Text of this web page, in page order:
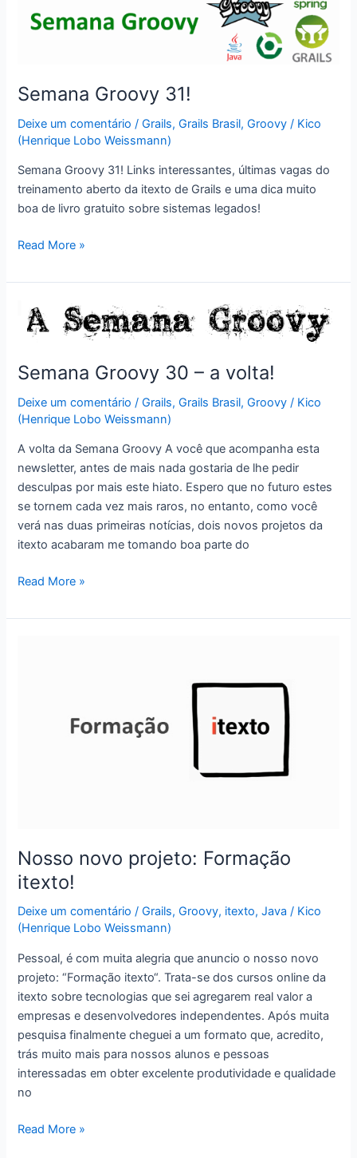
Semana Groovy 31!
Deixe um comentário /Grails,Grails Brasil,Groovy / Kico
(Henrique Lobo Weissmann)
Semana Groovy 31! Links interessantes, últimas vagas do
treinamento aberto da itexto de Grails e uma dica muito
boa de livro gratuito sobre sistemas legados!
Semana
31!
Read More »
Semana Groovy 30 – a volta!
Deixe um comentário /Grails,Grails Brasil,Groovy / Kico
(Henrique Lobo Weissmann)
A volta da Semana Groovy A você que acompanha esta
newsletter, antes de mais nada gostaria de lhe pedir
desculpas por mais este hiato. Espero que no futuro estes
se tornem cada vez mais raros, no entanto, como você
verá nas duas primeiras notícias, dois novos projetos da
itexto acabaram me tomando boa parte do
Semana
30
Read More »
Nosso novo projeto: Formação
itexto!
Deixe um comentário /Grails,Groovy, itexto,Java / Kico
(Henrique Lobo Weissmann)
Pessoal, é com muita alegria que anuncio o nosso novo
projeto: “Formação itexto“. Trata-se dos cursos online da
itexto sobre tecnologias que sei agregarem real valor a
empresas e desenvolvedores independentes. Após muita
pesquisa finalmente cheguei a um formato que, acredito,
trás muito mais para nossos alunos e pessoas
interessadas em obter excelente produtividade e qualidade
no
Nosso
Read More »